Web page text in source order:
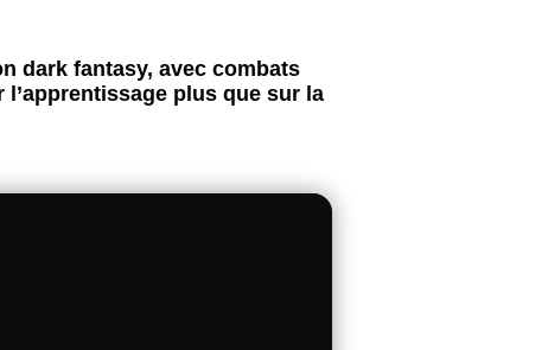
dark fantasy, avec combats
plus que sur la